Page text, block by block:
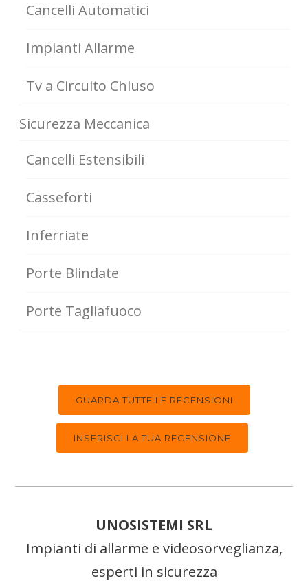
Cancelli Automatici
Impianti Allarme
Tv a Circuito Chiuso
Sicurezza Meccanica
Cancelli Estensibili
Casseforti
Inferriate
Porte Blindate
Porte Tagliafuoco
GUARDA TUTTE LE RECENSIONI
INSERISCI LA TUA RECENSIONE
UNOSISTEMI SRL
Impianti di allarme e videosorveglianza,
esperti in sicurezza